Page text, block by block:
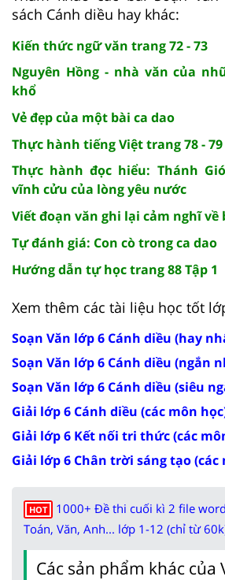
sách Cánh diều hay khác:
Kiến thức ngữ văn trang 72 - 73
Nguyên Hồng - nhà văn của
khổ
Vẻ đẹp của một bài ca dao
Thực hành tiếng Việt trang 78 - 79
Thực hành đọc hiểu: Thánh
vĩnh cửu của lòng yêu nước
Viết đoạn văn ghi lại cảm nghĩ
Tự đánh giá: Con cò trong ca dao
Hướng dẫn tự học trang 88 Tập 1
Xem thêm các tài liệu học tốt
Soạn Văn lớp 6 Cánh diều (hay
Soạn Văn lớp 6 Cánh diều (ngắn
Soạn Văn lớp 6 Cánh diều (siêu
Giải lớp 6 Cánh diều (các môn
Giải lớp 6 Kết nối tri thức (các
Giải lớp 6 Chân trời sáng tạo (các
HOT
1000+ Đề thi cuối kì 2 file
Toán, Văn, Anh... lớp 1-12 (chỉ từ
Các sản phẩm khác của